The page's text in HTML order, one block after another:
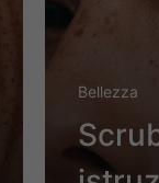
Bellezza